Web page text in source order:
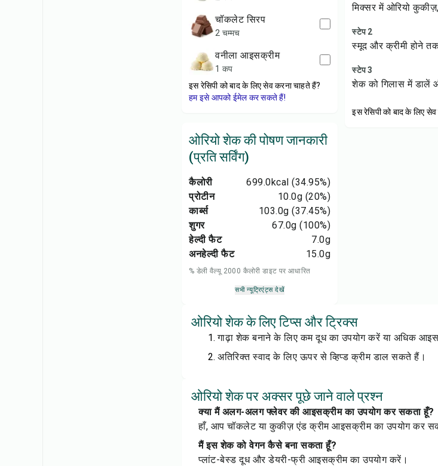
चॉकलेट सिरप
2 चम्मच
वनीला आइसक्रीम
1 कप
इस रेसिपी को बाद के लिए सेव करना चाहते हैं?
हम इसे आपको ईमेल कर सकते हैं!
ओरियो शेक की पोषण जानकारी
(प्रति सर्विंग)
कैलोरी 699.0kcal (34.95%)
प्रोटीन
10.0g (20%)
कार्ब्स
103.0g (37.45%)
शुगर
67.0g (100%)
हेल्दी फैट
7.0g
अनहेल्दी फैट
15.0g
% डेली वैल्यू 2000 कैलोरी डाइट पर आधारित
सभी न्यूट्रिएंट्स देखें
मिक्सर में ओरियो
स्टेप 2
स्मूद और क्रीमी होने
स्टेप 3
शेक को गिलास में डालें
इस रेसिपी को बाद के लिए
ओरियो शेक के लिए टिप्स और ट्रिक्स
गाढ़ा शेक बनाने के लिए कम दूध का उपयोग करें या अधिक
अतिरिक्त स्वाद के लिए ऊपर से व्हिप्ड क्रीम डाल सकते हैं।
ओरियो शेक पर अक्सर पूछे जाने वाले प्रश्न
क्या मैं अलग-अलग फ्लेवर की आइसक्रीम का उपयोग कर सकता हूँ?
हाँ, आप चॉकलेट या कुकीज़ एंड क्रीम आइसक्रीम का उपयोग कर
मैं इस शेक को वेगन कैसे बना सकता हूँ?
प्लांट-बेस्ड दूध और डेयरी-फ्री आइसक्रीम का उपयोग करें।